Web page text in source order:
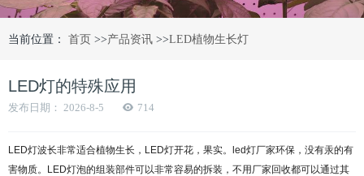
当前位置： 首页 >>产品资讯 >>LED植物生长灯
LED灯的特殊应用
发布日期： 2026-8-5 714
LED灯波长非常适合植物生长，LED灯开花，果实。led灯厂家环保，没有汞的有
害物质。LED灯泡的组装部件可以非常容易的拆装，不用厂家回收都可以通过其